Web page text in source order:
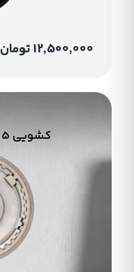
12,500,000 تومان
کشویی 5 گیربکس لیفان X60